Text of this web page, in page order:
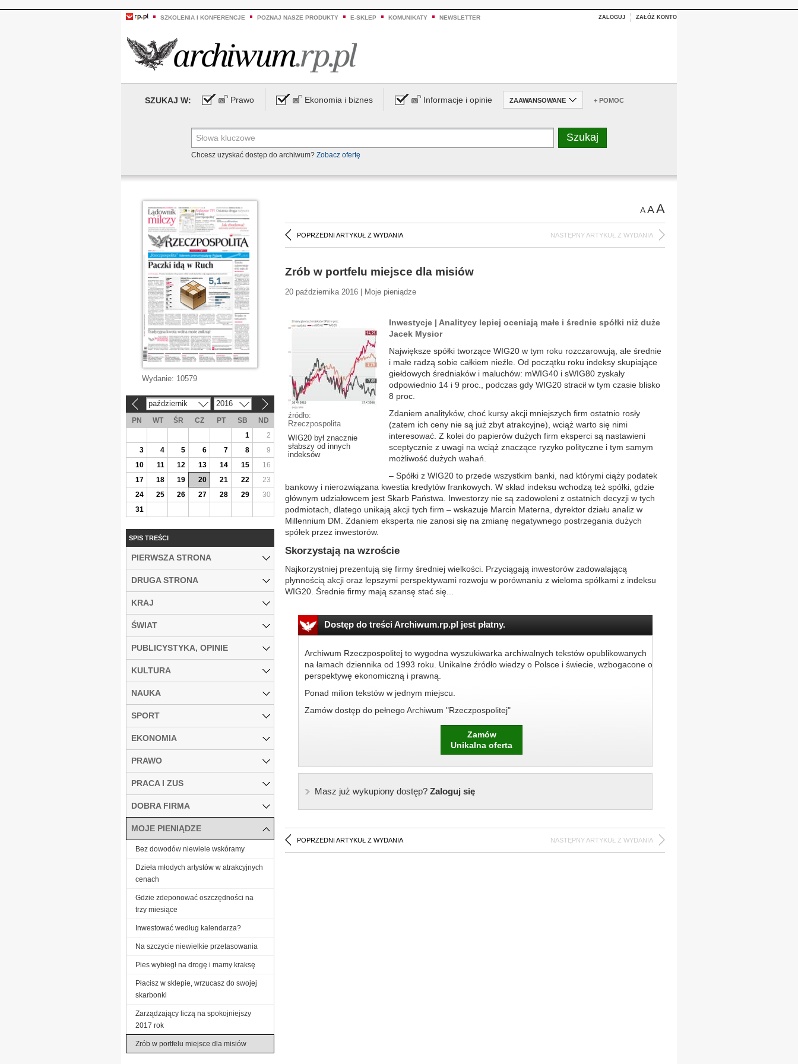
SZKOLENIA I KONFERENCJE POZNAJ NASZE PRODUKTY E-SKLEP KOMUNIKATY NEWSLETTER ZALOGUJ ZAŁÓŻ KONTO
SZUKAJ W: Prawo Ekonomia i biznes Informacje i opinie ZAAWANSOWANE + POMOC
Chcesz uzyskać dostęp do archiwum? Zobacz ofertę
AAA
POPRZEDNI ARTYKUŁ Z WYDANIA NASTĘPNY ARTYKUŁ Z WYDANIA
Zrób w portfelu miejsce dla misiów
20 października 2016 | Moje pieniądze
źródło:
Rzeczpospolita
WIG20 był znacznie
słabszy od innych
indeksów
Inwestycje | Analitycy lepiej oceniają małe i średnie spółki niż duże
Jacek Mysior
Największe spółki tworzące WIG20 w tym roku rozczarowują, ale średnie
i małe radzą sobie całkiem nieźle. Od początku roku indeksy skupiające
giełdowych średniaków i maluchów: mWIG40 i sWIG80 zyskały
odpowiednio 14 i 9 proc., podczas gdy WIG20 stracił w tym czasie blisko
8 proc.
Zdaniem analityków, choć kursy akcji mniejszych firm ostatnio rosły
(zatem ich ceny nie są już zbyt atrakcyjne), wciąż warto się nimi
interesować. Z kolei do papierów dużych firm eksperci są nastawieni
sceptycznie z uwagi na wciąż znaczące ryzyko polityczne i tym samym
możliwość dużych wahań.
– Spółki z WIG20 to przede wszystkim banki, nad którymi ciąży podatek
bankowy i nierozwiązana kwestia kredytów frankowych. W skład indeksu wchodzą też spółki, gdzie
głównym udziałowcem jest Skarb Państwa. Inwestorzy nie są zadowoleni z ostatnich decyzji w tych
podmiotach, dlatego unikają akcji tych firm – wskazuje Marcin Materna, dyrektor działu analiz w
Millennium DM. Zdaniem eksperta nie zanosi się na zmianę negatywnego postrzegania dużych
spółek przez inwestorów.
Skorzystają na wzroście
Najkorzystniej prezentują się firmy średniej wielkości. Przyciągają inwestorów zadowalającą
płynnością akcji oraz lepszymi perspektywami rozwoju w porównaniu z wieloma spółkami z indeksu
WIG20. Średnie firmy mają szansę stać się...
Dostęp do treści Archiwum.rp.pl jest płatny.
Archiwum Rzeczpospolitej to wygodna wyszukiwarka archiwalnych tekstów opublikowanych
na łamach dziennika od 1993 roku. Unikalne źródło wiedzy o Polsce i świecie, wzbogacone o
perspektywę ekonomiczną i prawną.
Ponad milion tekstów w jednym miejscu.
Zamów dostęp do pełnego Archiwum "Rzeczpospolitej"
Zamów
Unikalna oferta
Masz już wykupiony dostęp?Zaloguj się
POPRZEDNI ARTYKUŁ Z WYDANIA NASTĘPNY ARTYKUŁ Z WYDANIA
Wydanie: 10579
październik 2016
PN WT ŚR CZ PT SB
ND
1
2
3
4 5 6 7 8
9
10
11 12 13 14 15
16
17
18 19 20 21 22
23
24
25 26 27 28 29
30
31
SPIS TREŚCI
PIERWSZA STRONA
DRUGA STRONA
KRAJ
ŚWIAT
PUBLICYSTYKA, OPINIE
KULTURA
NAUKA
SPORT
EKONOMIA
PRAWO
PRACA I ZUS
DOBRA FIRMA
MOJE PIENIĄDZE
Bez dowodów niewiele wskóramy
Dzieła młodych artystów w atrakcyjnych
cenach
Gdzie zdeponować oszczędności na
trzy miesiące
Inwestować według kalendarza?
Na szczycie niewielkie przetasowania
Pies wybiegł na drogę i mamy kraksę
Płacisz w sklepie, wrzucasz do swojej
skarbonki
Zarządzający liczą na spokojniejszy
2017 rok
Zrób w portfelu miejsce dla misiów